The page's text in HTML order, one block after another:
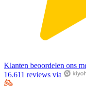
Klanten beoordelen ons
16.611 reviews via